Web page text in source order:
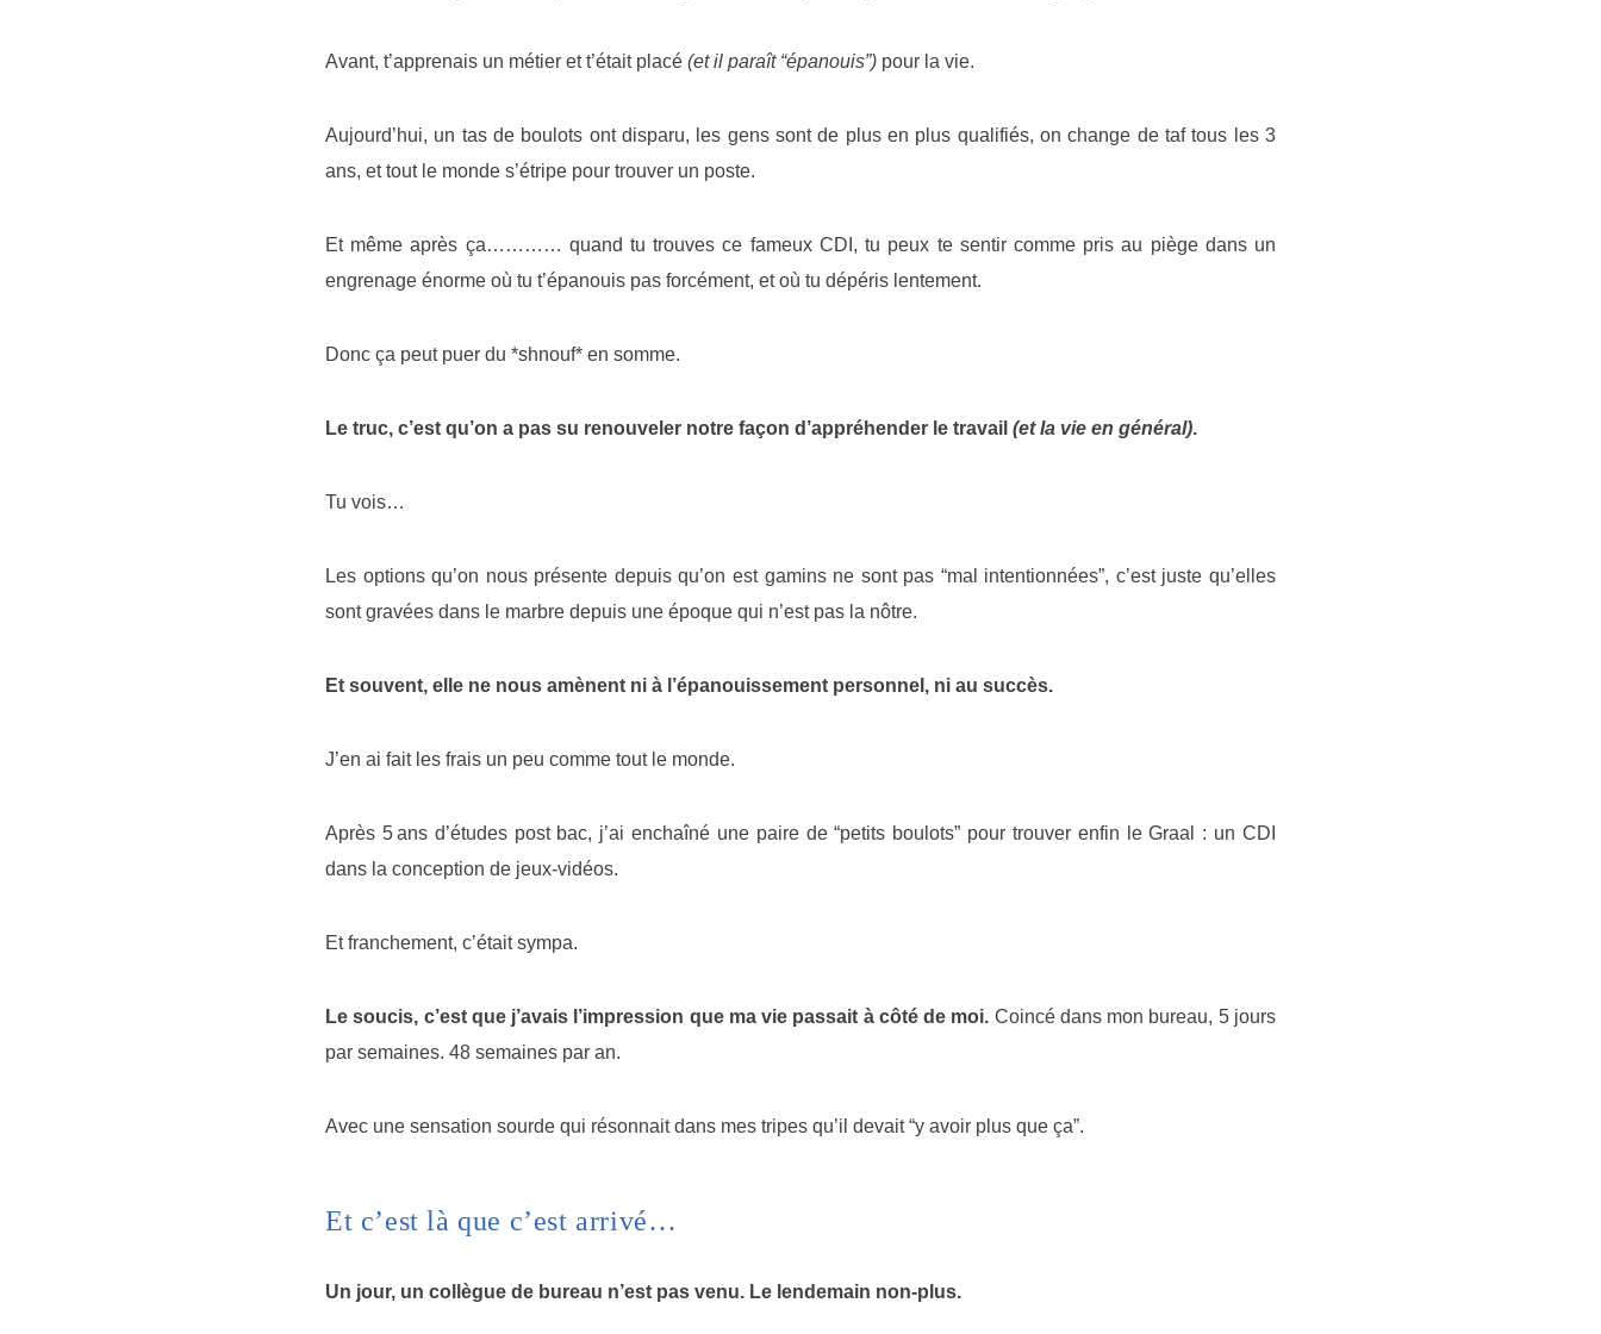
Avant, t’apprenais un métier et t’était placé (et il paraît “épanouis”) pour la vie.
Aujourd’hui, un tas de boulots ont disparu, les gens sont de plus en plus qualifiés, on change de taf tous les 3
ans, et tout le monde s’étripe pour trouver un poste.
Et même après ça………… quand tu trouves ce fameux CDI, tu peux te sentir comme pris au piège dans un
engrenage énorme où tu t’épanouis pas forcément, et où tu dépéris lentement.
Donc ça peut puer du *shnouf* en somme.
Le truc, c’est qu’on a pas su renouveler notre façon d’appréhender le travail (et la vie en général).
Tu vois…
Les options qu’on nous présente depuis qu’on est gamins ne sont pas “mal intentionnées”, c’est juste qu’elles
sont gravées dans le marbre depuis une époque qui n’est pas la nôtre.
Et souvent, elle ne nous amènent ni à l’épanouissement personnel, ni au succès.
J’en ai fait les frais un peu comme tout le monde.
Après 5 ans d’études post bac, j’ai enchaîné une paire de “petits boulots” pour trouver enfin le Graal : un CDI
dans la conception de jeux-vidéos.
Et franchement, c’était sympa.
Le soucis, c’est que j’avais l’impression que ma vie passait à côté de moi. Coincé dans mon bureau, 5 jours
par semaines. 48 semaines par an.
Avec une sensation sourde qui résonnait dans mes tripes qu’il devait “y avoir plus que ça”.
Et c’est là que c’est arrivé…
Un jour, un collègue de bureau n’est pas venu. Le lendemain non-plus.